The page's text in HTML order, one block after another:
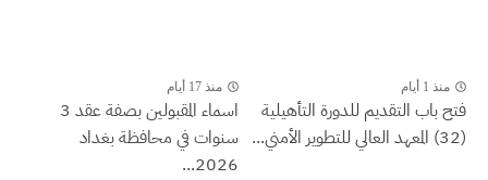
منذ 1 أيام
فتح باب التقديم للدورة التأهيلية
(32) المعهد العالي للتطوير الأمني...
منذ 17 أيام
اسماء المقبولين بصفة عقد 3
سنوات في محافظة بغداد
2026...